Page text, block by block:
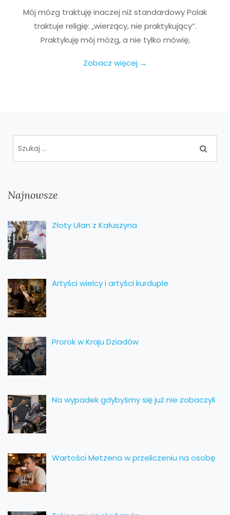
Mój mózg traktuję inaczej niż standardowy Polak
traktuje religię: „wierzący, nie praktykujący”.
Praktykuję mój mózg, a nie tylko mówię,
Zobacz więcej →
Najnowsze
Złoty Ułan z Kałuszyna
Artyści wielcy i artyści kurduple
Prorok w Kraju Dziadów
Na wypadek gdybyśmy się już nie zobaczyli
Wartości Metzena w przeliczeniu na osobę